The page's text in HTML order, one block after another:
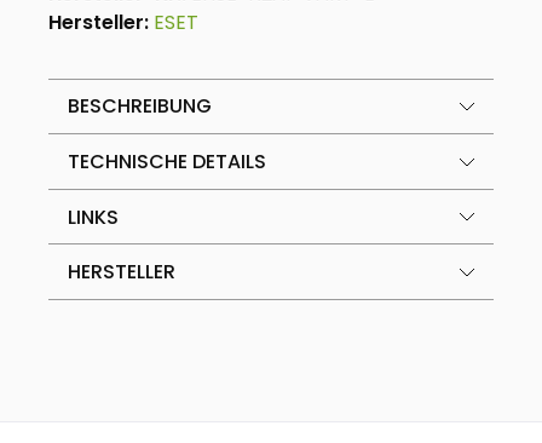
Hersteller: ESET
BESCHREIBUNG
TECHNISCHE DETAILS
LINKS
HERSTELLER